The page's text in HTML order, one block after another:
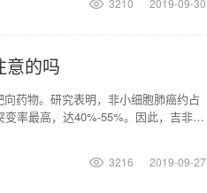
3210 2019-09-30
意的吗
药物。研究表明，非小细胞肺癌约占
率最高，达40%-55%。因此，吉非替
3216 2019-09-27